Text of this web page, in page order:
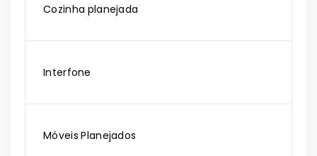
Cozinha planejada
Interfone
Móveis Planejados